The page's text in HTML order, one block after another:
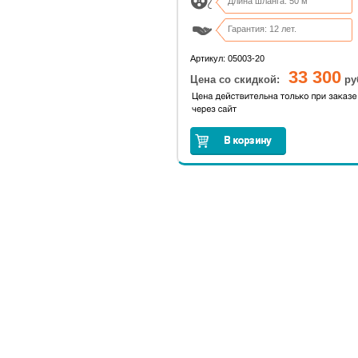
Гарантия: 12 лет.
Диаметр шланга: 38 мм. (1 1/2"
Артикул: 05003-20
Цена со скидкой: 33 300